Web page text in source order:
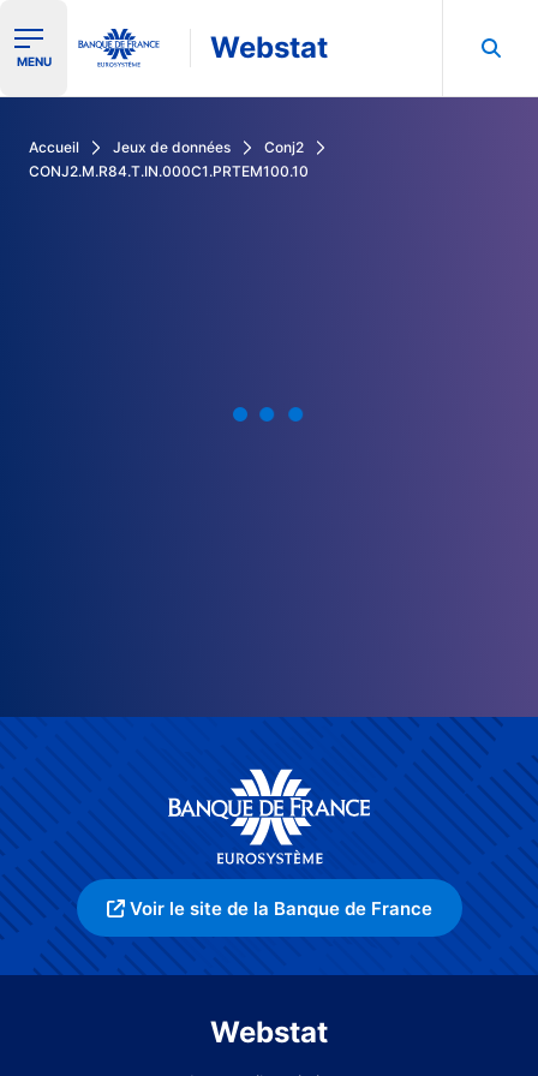
Ouvrir le menu de navigation
MENU Webstat
Accueil Jeux de données
Conj2
CONJ2.M.R84.T.IN.000C1.PRTEM100.10
Voir le site de la Banque de France
Webstat